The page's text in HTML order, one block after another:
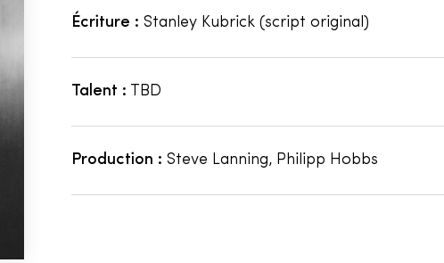
Écriture : Stanley Kubrick (script original)
Talent : TBD
Production : Steve Lanning, Philipp Hobbs